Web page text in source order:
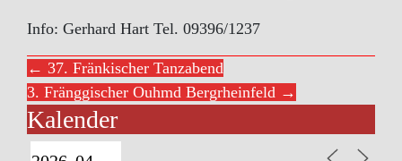
Info: Gerhard Hart Tel. 09396/1237
← 37. Fränkischer Tanzabend
3. Fränggischer Ouhmd Bergrheinfeld →
Kalender